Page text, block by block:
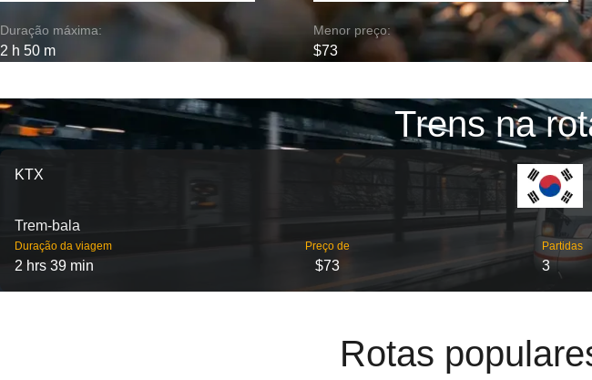
Duração máxima:
2 h 50 m
Menor preço:
$73
Trens na
KTX
Trem-bala
Duração da viagem
2 hrs 39 min
Preço de
$73
Partidas
3
Rotas